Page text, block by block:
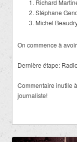
Richard
Stéphane
Michel
On commence à
Dernière étape:
Commentaire inutile
journaliste!